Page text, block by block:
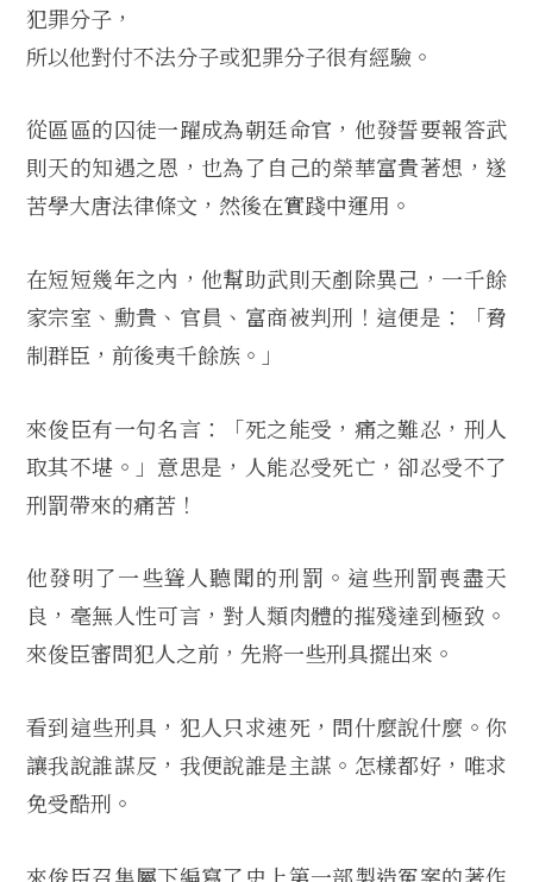
犯罪分子，
所以他對付不法分子或犯罪分子很有經驗。
從區區的囚徒一躍成為朝廷命官，他發誓要報答武
則天的知遇之恩，也為了自己的榮華富貴著想，遂
苦學大唐法律條文，然後在實踐中運用。
在短短幾年之內，他幫助武則天剷除異己，一千餘
家宗室、勳貴、官員、富商被判刑！這便是：「脅
制群臣，前後夷千餘族。」
來俊臣有一句名言：「死之能受，痛之難忍，刑人
取其不堪。」意思是，人能忍受死亡，卻忍受不了
刑罰帶來的痛苦！
他發明了一些聳人聽聞的刑罰。這些刑罰喪盡天
良，毫無人性可言，對人類肉體的摧殘達到極致。
來俊臣審問犯人之前，先將一些刑具擺出來。
看到這些刑具，犯人只求速死，問什麼說什麼。你
讓我說誰謀反，我便說誰是主謀。怎樣都好，唯求
免受酷刑。
來俊臣召集屬下編寫了史上第一部製造冤案的著作